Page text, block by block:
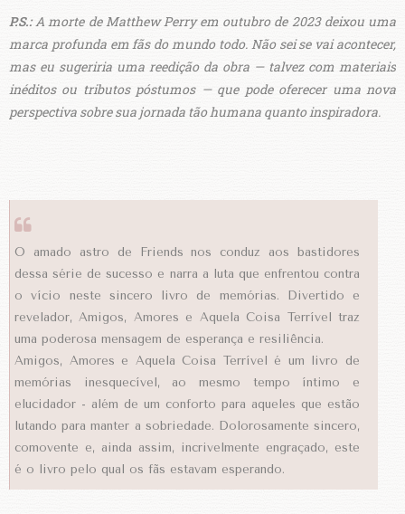
P.S.:A morte de Matthew Perry em outubro de 2023 deixou uma
marca profunda em fãs do mundo todo. Não sei se vai acontecer,
mas eu sugeriria uma reedição da obra — talvez com materiais
inéditos ou tributos póstumos — que pode oferecer uma nova
perspectiva sobre sua jornada tão humana quanto inspiradora.
O amado astro de Friends nos conduz aos bastidores
dessa série de sucesso e narra a luta que enfrentou contra
o vício neste sincero livro de memórias. Divertido e
revelador, Amigos, Amores e Aquela Coisa Terrível traz
uma poderosa mensagem de esperança e resiliência.
Amigos, Amores e Aquela Coisa Terrível é um livro de
memórias inesquecível, ao mesmo tempo íntimo e
elucidador - além de um conforto para aqueles que estão
lutando para manter a sobriedade. Dolorosamente sincero,
comovente e, ainda assim, incrivelmente engraçado, este
é o livro pelo qual os fãs estavam esperando.